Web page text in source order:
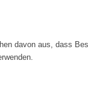
davon aus, dass